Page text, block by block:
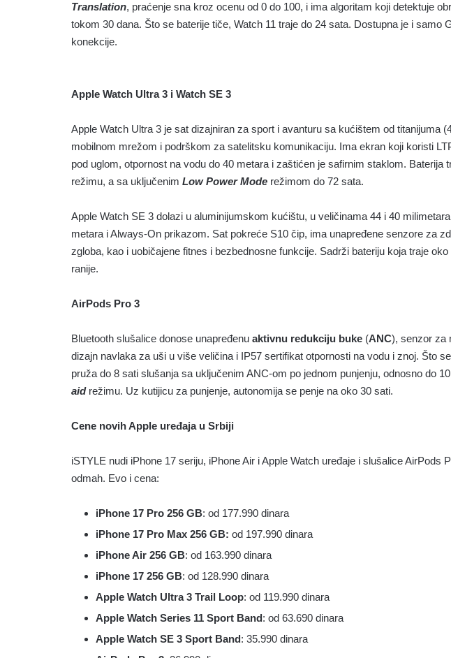
Translation, praćenje sna kroz ocenu od 0 do 100, i ima algoritam koji detektuje
tokom 30 dana. Što se baterije tiče, Watch 11 traje do 24 sata. Dostupna je i samo
konekcije.
Apple Watch Ultra 3 i Watch SE 3
Apple Watch Ultra 3 je sat dizajniran za sport i avanturu sa kućištem od titanijuma
mobilnom mrežom i podrškom za satelitsku komunikaciju. Ima ekran koji koristi
pod uglom, otpornost na vodu do 40 metara i zaštićen je safirnim staklom. Baterija
režimu, a sa uključenim Low Power Mode režimom do 72 sata.
Apple Watch SE 3 dolazi u aluminijumskom kućištu, u veličinama 44 i 40
metara i Always-On prikazom. Sat pokreće S10 čip, ima unapređene senzore za
zgloba, kao i uobičajene fitnes i bezbednosne funkcije. Sadrži bateriju koja traje
ranije.
AirPods Pro 3
Bluetooth slušalice donose unapređenu aktivnu redukciju buke (ANC), senzor za
dizajn navlaka za uši u više veličina i IP57 sertifikat otpornosti na vodu i znoj. Što
pruža do 8 sati slušanja sa uključenim ANC-om po jednom punjenju, odnosno do
aidrežimu. Uz kutijicu za punjenje, autonomija se penje na oko 30 sati.
Cene novih Apple uređaja u Srbiji
iSTYLE nudi iPhone 17 seriju, iPhone Air i Apple Watch uređaje i slušalice AirPods
odmah. Evo i cena:
iPhone 17 Pro 256 GB: od 177.990 dinara
iPhone 17 Pro Max 256 GB: od 197.990 dinara
iPhone Air 256 GB: od 163.990 dinara
iPhone 17 256 GB: od 128.990 dinara
Apple Watch Ultra 3 Trail Loop: od 119.990 dinara
Apple Watch Series 11 Sport Band: od 63.690 dinara
Apple Watch SE 3 Sport Band: 35.990 dinara